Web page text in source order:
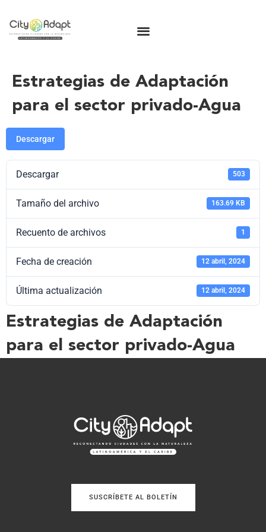
Estrategias de Adaptación
para el sector privado-Agua
Descargar
Descargar 503
Tamaño del archivo 163.69 KB
Recuento de archivos 1
Fecha de creación 12 abril, 2024
Última actualización 12 abril, 2024
Estrategias de Adaptación
para el sector privado-Agua
SUSCRÍBETE AL BOLETÍN